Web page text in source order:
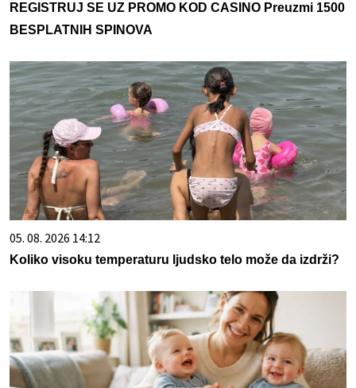
REGISTRUJ SE UZ PROMO KOD CASINO Preuzmi 1500
BESPLATNIH SPINOVA
05. 08. 2026 14:12
Koliko visoku temperaturu ljudsko telo može da izdrži?